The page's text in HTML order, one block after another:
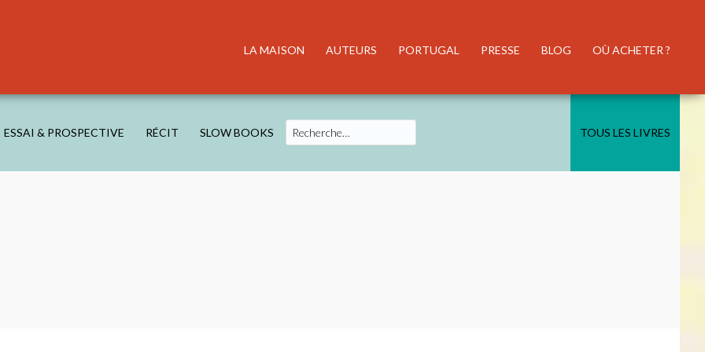
LA MAISON AUTEURS PORTUGAL PRESSE BLOG OÙ ACHETER ?
ESSAI & PROSPECTIVE RÉCIT SLOW BOOKS
Search
TOUS LES LIVRES